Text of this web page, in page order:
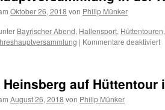
Oktober 26, 2018 von Philip Münker
Bayrischer Abend, Hallensport, Hüttentouren,
| Kommentare deaktiviertfür
auf Hüttentour
August 26, 2018 von Philip Münker